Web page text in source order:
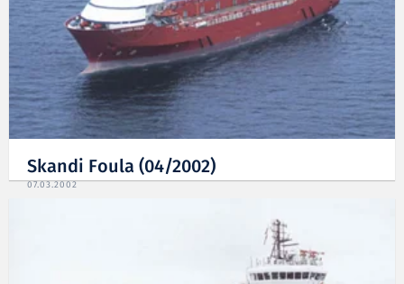
Skandi Foula (04/2002)
07.03.2002